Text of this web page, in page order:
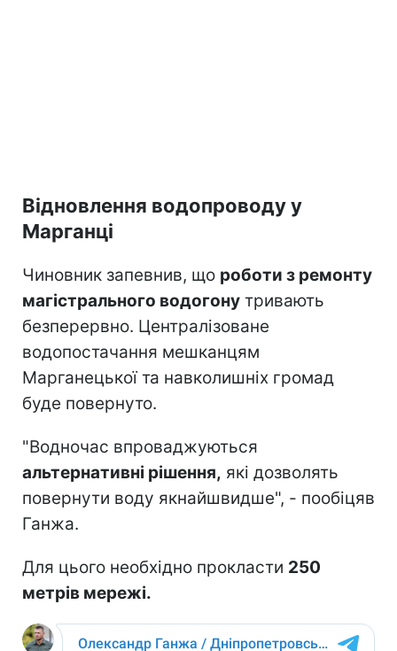
Відновлення водопроводу у
Марганці
Чиновник запевнив, що роботи з ремонту
магістрального водогону тривають
безперервно. Централізоване
водопостачання мешканцям
Марганецької та навколишніх громад
буде повернуто.
"Водночас впроваджуються
альтернативні рішення, які дозволять
повернути воду якнайшвидше", - пообіцяв
Ганжа.
Для цього необхідно прокласти 250
метрів мережі.